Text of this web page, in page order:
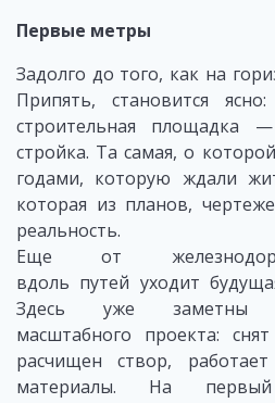
Первые метры
Задолго до того, как на
Припять, становится
строительная площадка
стройка. Та самая, о
годами, которую ждали
которая из планов,
реальность.
Еще от
вдоль путей уходит
Здесь уже заметны
масштабного проекта:
расчищен створ, работает
материалы. На